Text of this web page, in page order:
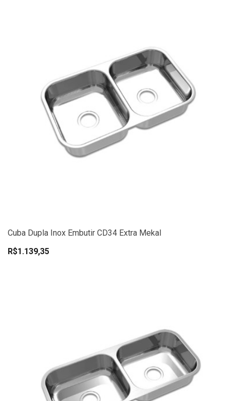
Cuba Dupla Inox Embutir CD34 Extra Mekal
R$1.139,35